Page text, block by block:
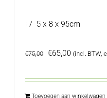
+/- 5 x 8 x 95cm
€75,00 Oorspronkelijke
€65,00 Huidige
(incl. BTW,
Toevoegen aan winkelwagen